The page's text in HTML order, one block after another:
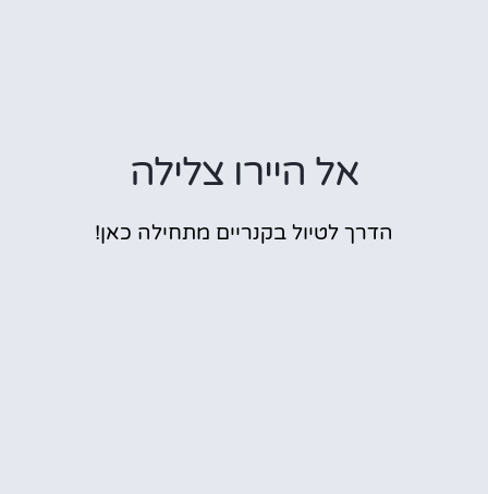
אל היירו צלילה
הדרך לטיול בקנריים מתחילה כאן!